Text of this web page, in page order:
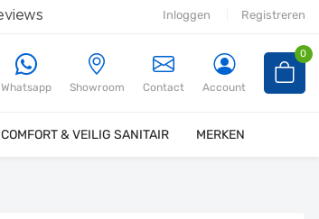
Inloggen Registreren
Whatsapp Showroom Contact Account
0
COMFORT & VEILIG SANITAIR MERKEN